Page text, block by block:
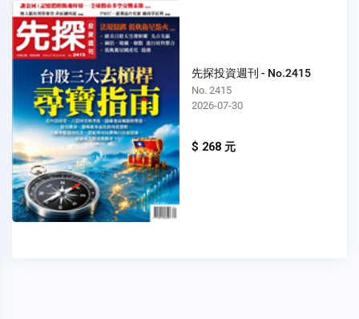
先探投資週刊 - No.2415
No. 2415
2026-07-30
$ 268 元